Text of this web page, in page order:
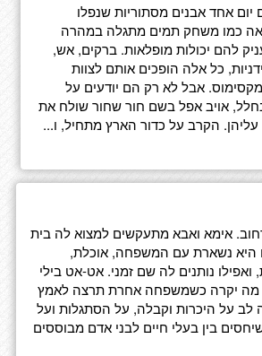
אחד אבנים מסתוריות שנפלו
כמו משחק תמים מתגלה במהרה
להם יכולות מופלאות. ברקים, אש,
כל אלה הופכים אותם לצוות
אבל לא רק הם יודעים על
אויב אפל בשם חור שחור שולח את
עליהן. הקרב על כדור הארץ מתחיל, ו...
אימא ואבא מתעקשים למצוא לה בית
היא נשארת עם המשפחה, אוכלת,
נותנים לה שם זמני. אט-אט בילי
מה יקרה כשמשפחה אחרת תרצה לאמץ
לב על היכרות וקבלה, על הסתגלות ועל
בין בעלי חיים לבני אדם מבוססים